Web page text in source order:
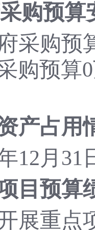
购预算
采购预
购预算0
产占用
12月31
目预算
展重点